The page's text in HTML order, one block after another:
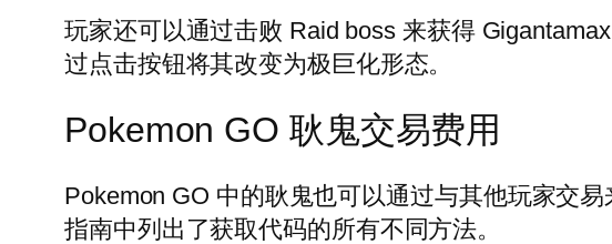
玩家还可以通过击败 Raid boss 来获得 Gigantamax
过点击按钮将其改变为极巨化形态。
Pokemon GO 耿鬼交易费用
Pokemon GO 中的耿鬼也可以通过与其他玩家交
指南中列出了获取代码的所有不同方法。